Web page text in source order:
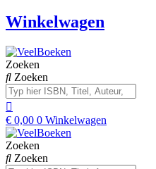
Winkelwagen
Zoeken
Zoeken
€ 0,00 0 Winkelwagen
Zoeken
Zoeken